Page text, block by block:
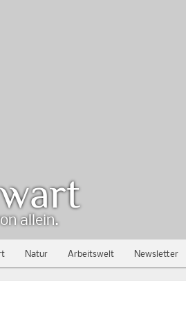
Natur Arbeitswelt Newsletter
allein.